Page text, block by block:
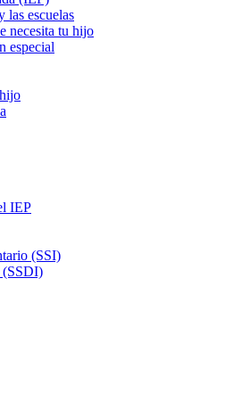
las escuelas
necesita tu hijo
especial
IEP
(SSI)
(SSDI)